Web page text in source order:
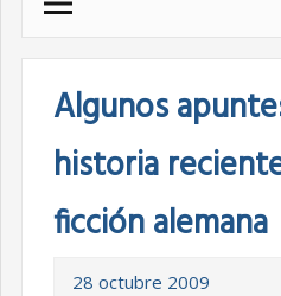
Algunos
historia
ficción alemana
28 octubre 2009